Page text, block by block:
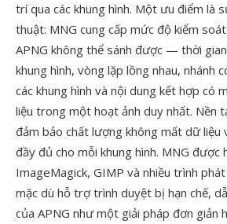
trí qua các khung hình. Một ưu điểm là
thuật: MNG cung cấp mức độ kiểm
APNG không thể sánh được — thời
khung hình, vòng lặp lồng nhau, nhánh
các khung hình và nội dung kết hợp có
liệu trong một hoạt ảnh duy nhất. Nền
đảm bảo chất lượng không mất dữ liệu
đầy đủ cho mỗi khung hình. MNG được
ImageMagick, GIMP và nhiều trình
mặc dù hỗ trợ trình duyệt bị hạn chế,
của APNG như một giải pháp đơn giản